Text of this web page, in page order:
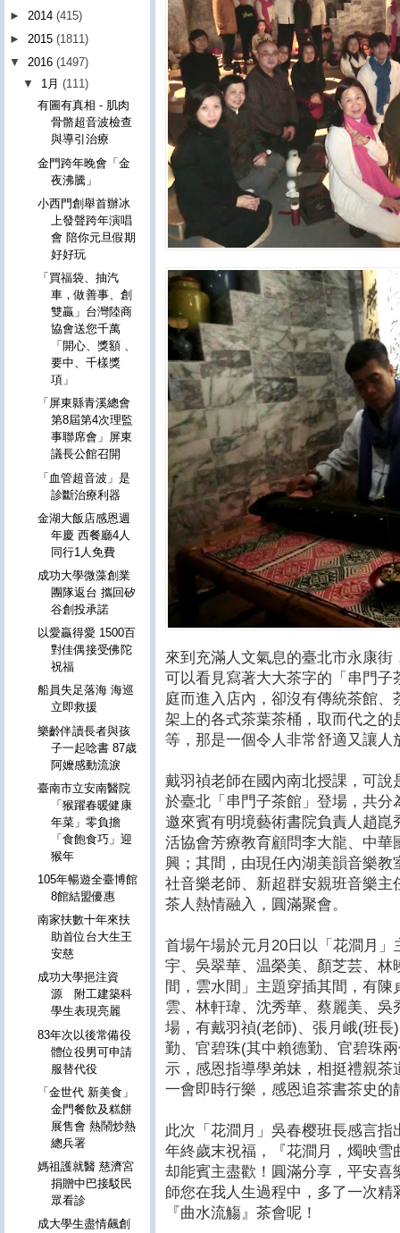
來到充滿人文氣息的臺北市永康
可以看見寫著大大茶字的「串門
庭而進入店內，卻沒有傳統茶館
架上的各式茶葉茶桶，取而代之
等，那是一個令人非常舒適又讓人
戴羽禎老師在國內南北授課，可
於臺北「串門子茶館」登場，共
邀來賓有明境藝術書院負責人趙
活協會芳療教育顧問李大龍、中
興；其間，由現任內湖美韻音樂
社音樂老師、新超群安親班音樂
茶人熱情融入，圓滿聚會。
首場午場於元月20日以「花澗月
宇、吳翠華、温榮美、顏芝芸、
間，雲水間」主題穿插其間，有
雲、林軒瑋、沈秀華、蔡麗美、
場，有戴羽禎(老師)、張月峨(班
勤、官碧珠(其中賴德勤、官碧珠
示，感恩指導學弟妹，相挺禮親
一會即時行樂，感恩追茶書茶史
此次「花澗月」吳春樱班長感言
年終歲末祝福，『花澗月，燭映
却能賓主盡歡！圓滿分享，平安
師您在我人生過程中，多了一次
『曲水流觴』茶會呢！
► 2014 (415)
► 2015 (1811)
▼ 2016 (1497)
▼ 1月(111)
有圖有真相 - 肌肉
骨骼超音波檢查
與導引治療
金門跨年晚會「金
夜沸騰」
小西門創舉首辦冰
上發聲跨年演唱
會 陪你元旦假期
好好玩
「買福袋、抽汽
車，做善事、創
雙贏」台灣陸商
協會送您千萬
「開心、獎額 、
要中、千樣獎
項」
「屏東縣青溪總會
第8屆第4次理監
事聯席會」屏東
議長公館召開
「血管超音波」是
診斷治療利器
金湖大飯店感恩週
年慶 西餐廳4人
同行1人免費
成功大學微藻創業
團隊返台 攜回矽
谷創投承諾
以愛贏得愛 1500百
對佳偶接受佛陀
祝福
船員失足落海 海巡
立即救援
樂齡伴讀長者與孩
子一起唸書 87歳
阿嬤感動流淚
臺南市立安南醫院
「猴躍春暖健康
年菜」零負擔
「食飽食巧」迎
猴年
105年暢遊全臺博館
8館結盟優惠
南家扶數十年來扶
助首位台大生王
安慈
成功大學挹注資
源 附工建築科
學生表現亮麗
83年次以後常備役
體位役男可申請
服替代役
「金世代 新美食」
金門餐飲及糕餅
展售會 熱鬧炒熱
總兵署
媽祖護就醫 慈濟宮
捐贈中巴接駁民
眾看診
成大學生盡情飆創